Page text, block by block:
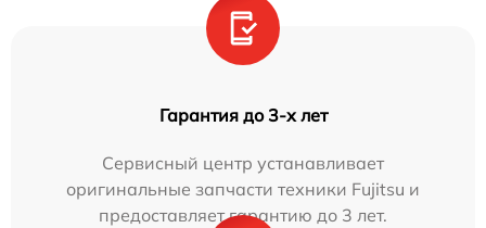
Гарантия до 3-х лет
Сервисный центр устанавливает
оригинальные запчасти техники Fujitsu и
предоставляет гарантию до 3 лет.